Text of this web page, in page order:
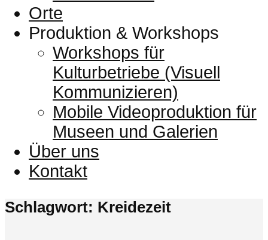
Orte
Produktion & Workshops
Workshops für
Kulturbetriebe (Visuell
Kommunizieren)
Mobile Videoproduktion für
Museen und Galerien
Über uns
Kontakt
Schlagwort: Kreidezeit